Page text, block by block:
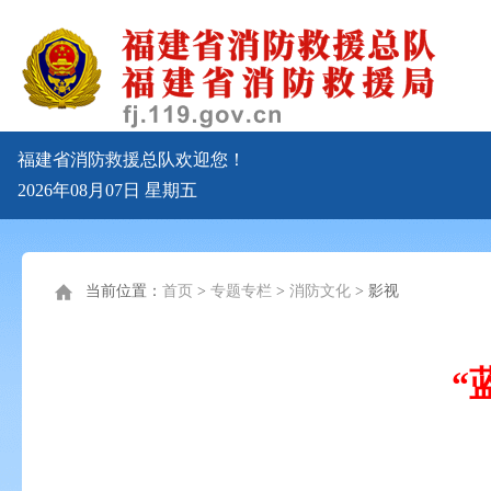
福建省消防救援总队欢迎您！
2026年08月07日 星期五
当前位置： 首页 > 专题专栏 > 消防文化 > 影视
“